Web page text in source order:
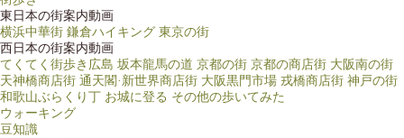
東日本の街案内動画
横浜中華街 鎌倉ハイキング 東京の街
西日本の街案内動画
てくてく街歩き広島 坂本龍馬の道 京都の街 京都の商店街 大阪南の街
天神橋商店街 通天閣·新世界商店街 大阪黒門市場 戎橋商店街 神戸の街
和歌山ぶらくり丁 お城に登る その他の歩いてみた
ウォーキング
豆知識